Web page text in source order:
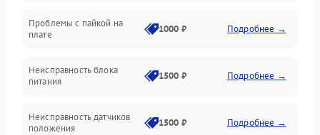
Проблемы с пайкой на
плате
1000 ₽ Подробнее →
Неисправность блока
питания
1500 ₽ Подробнее →
Неисправность датчиков
положения
1500 ₽ Подробнее →